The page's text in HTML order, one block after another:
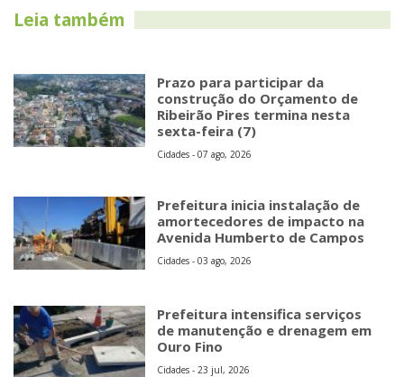
Leia também
Prazo para participar da
construção do Orçamento de
Ribeirão Pires termina nesta
sexta-feira (7)
Cidades - 07 ago, 2026
Prefeitura inicia instalação de
amortecedores de impacto na
Avenida Humberto de Campos
Cidades - 03 ago, 2026
Prefeitura intensifica serviços
de manutenção e drenagem em
Ouro Fino
Cidades - 23 jul, 2026